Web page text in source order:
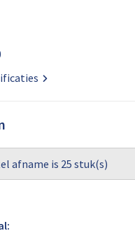
afname is 25 stuk(s)